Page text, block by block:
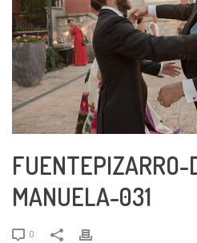
FUENTEPIZARRO-
MANUELA-031
0